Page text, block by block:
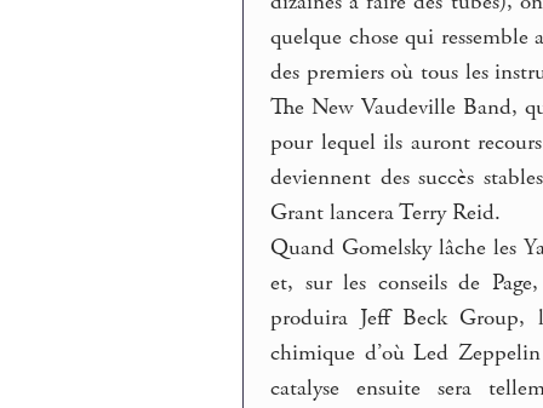
quelque chose qui
des premiers où tous les
The New Vaudeville Band,
pour lequel ils auront
deviennent des succès
Grant lancera Terry Reid.
Quand Gomelsky lâche les
et, sur les conseils de
produira Jeff Beck Group,
chimique d’où Led
catalyse ensuite sera